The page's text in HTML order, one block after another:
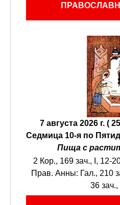
7 августа 2026 г. (
Седмица 10-я по
Пища с
2 Кор., 169 зач., I, 12-
Прав. Анны: Гал., 210
36